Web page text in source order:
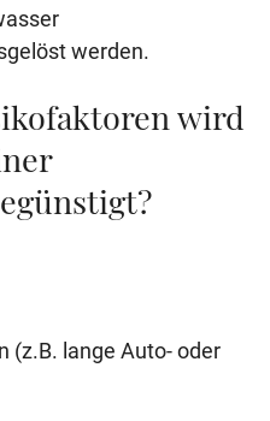
werden.
wird
(z.B. lange Auto- oder